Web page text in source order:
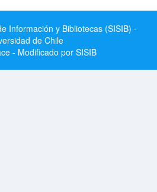
Información y Bibliotecas (SISIB) -
de Chile
- Modificado por SISIB